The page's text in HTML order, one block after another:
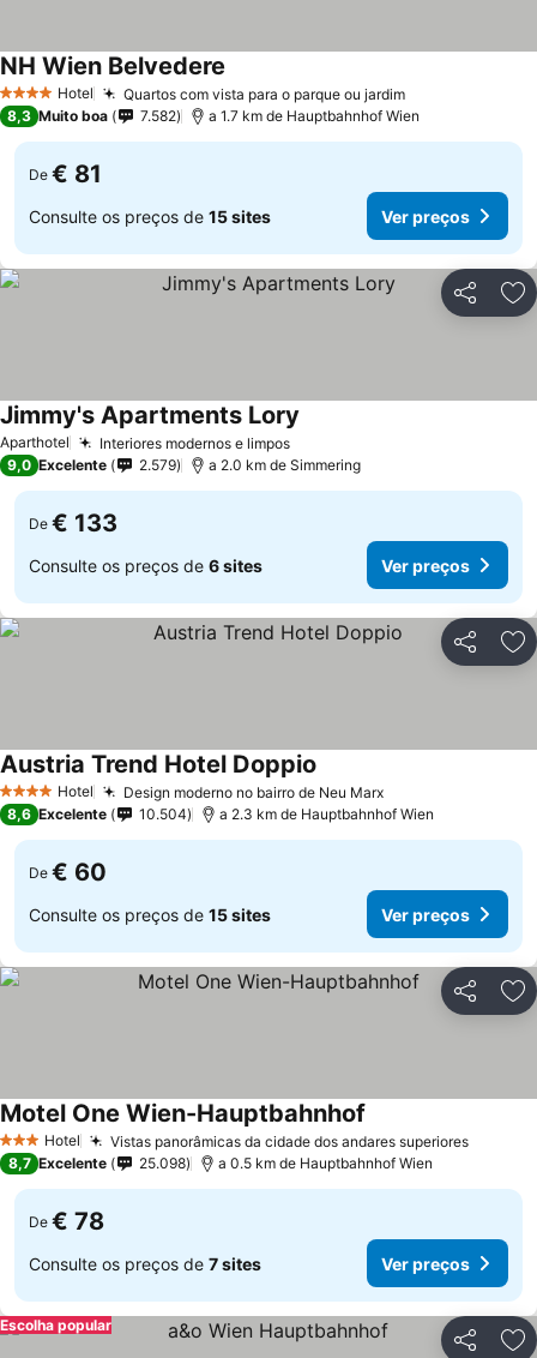
4 EstrelasHotel Quartos com vista para o parque ou jardim
NH Wien Belvedere
8,3 Muito boa 7.582 a 1.7 km de Hauptbahnhof Wien
De € 81
Consulte os preços de 15 sites Ver preços
Partilhar
Aparthotel Interiores modernos e limpos
Jimmy's Apartments Lory
9,0 Excelente 2.579 a 2.0 km de Simmering
De € 133
Consulte os preços de 6 sites Ver preços
Partilhar
4 EstrelasHotel Design moderno no bairro de Neu Marx
Austria Trend Hotel Doppio
8,6 Excelente 10.504 a 2.3 km de Hauptbahnhof Wien
De € 60
Consulte os preços de 15 sites Ver preços
Partilhar
3 EstrelasHotel Vistas panorâmicas da cidade dos andares superiores
Motel One Wien-Hauptbahnhof
8,7 Excelente 25.098 a 0.5 km de Hauptbahnhof Wien
De € 78
Consulte os preços de 7 sites Ver preços
Partilhar
Escolha popular